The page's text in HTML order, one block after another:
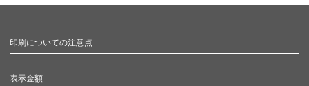
印刷についての注意点
表示金額